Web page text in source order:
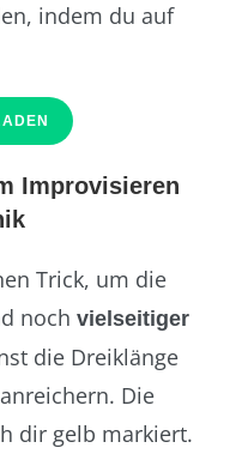
indem du auf
Improvisieren
Trick, um die
noch vielseitiger
die Dreiklänge
Die
dir gelb markiert.